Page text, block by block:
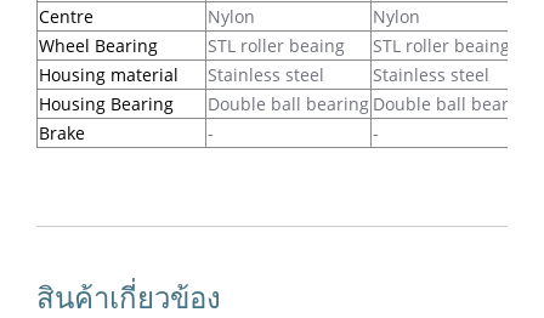
Centre
Nylon Nylon
Wheel Bearing
STL roller beaing STL roller beaing
Housing material
Stainless steel Stainless steel
Housing Bearing
Double ball bearing Double ball bearing
Brake
- -
สินค้าเกี่ยวข้อง